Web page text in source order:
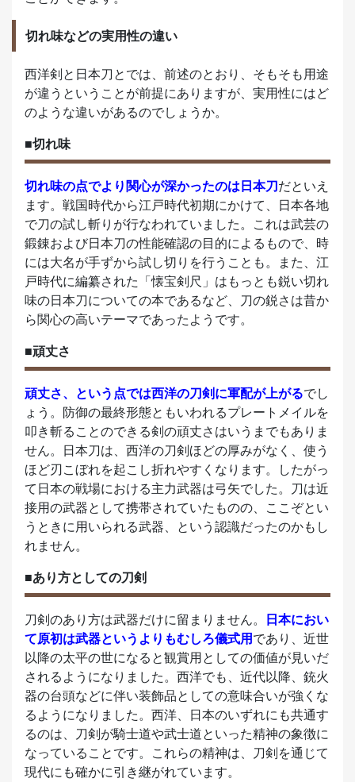
切れ味などの実用性の違い
西洋剣と日本刀とでは、前述のとおり、そもそも用途
が違うということが前提にありますが、実用性にはど
のような違いがあるのでしょうか。
■切れ味
切れ味の点でより関心が深かったのは日本刀だといえ
ます。戦国時代から江戸時代初期にかけて、日本各地
で刀の試し斬りが行なわれていました。これは武芸の
鍛錬および日本刀の性能確認の目的によるもので、時
には大名が手ずから試し切りを行うことも。また、江
戸時代に編纂された「懐宝剣尺」はもっとも鋭い切れ
味の日本刀についての本であるなど、刀の鋭さは昔か
ら関心の高いテーマであったようです。
■頑丈さ
頑丈さ、という点では西洋の刀剣に軍配が上がるでし
ょう。防御の最終形態ともいわれるプレートメイルを
叩き斬ることのできる剣の頑丈さはいうまでもありま
せん。日本刀は、西洋の刀剣ほどの厚みがなく、使う
ほど刃こぼれを起こし折れやすくなります。したがっ
て日本の戦場における主力武器は弓矢でした。刀は近
接用の武器として携帯されていたものの、ここぞとい
うときに用いられる武器、という認識だったのかもし
れません。
■あり方としての刀剣
刀剣のあり方は武器だけに留まりません。 日本におい
て原初は武器というよりもむしろ儀式用であり、近世
以降の太平の世になると観賞用としての価値が見いだ
されるようになりました。西洋でも、近代以降、銃火
器の台頭などに伴い装飾品としての意味合いが強くな
るようになりました。西洋、日本のいずれにも共通す
るのは、刀剣が騎士道や武士道といった精神の象徴に
なっていることです。これらの精神は、刀剣を通じて
現代にも確かに引き継がれています。